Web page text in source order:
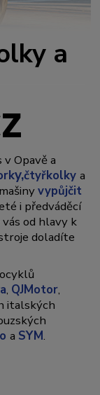
a
Opavě a
y,čtyřkolkya
vypůjčit
i předváděcí
od hlavy k
doladíte
, QJMotor,
italských
a SYM.